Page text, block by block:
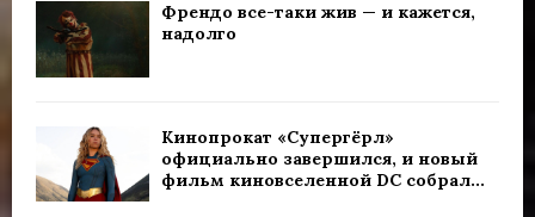
Френдо все-таки жив — и кажется,
надолго
Кинопрокат «Супергёрл»
официально завершился, и новый
фильм киновселенной DC собрал...